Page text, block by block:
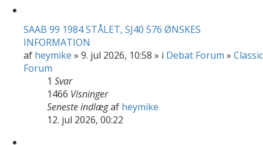
SAAB 99 1984 STÅLET, SJ40 576 ØNSKES
INFORMATION
af heymike » 9. jul 2026, 10:58 » i Debat Forum » Classic
Forum
1 Svar
1466 Visninger
Seneste indlægaf heymike
12. jul 2026, 00:22